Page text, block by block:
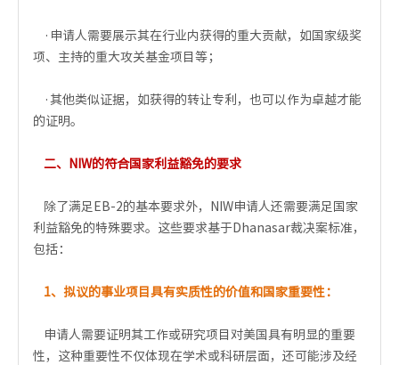
·申请人需要展示其在行业内获得的重大贡献，如国家级奖
项、主持的重大攻关基金项目等；
·其他类似证据，如获得的转让专利，也可以作为卓越才能
的证明。
二、NIW的符合国家利益豁免的要求
除了满足EB-2的基本要求外，NIW申请人还需要满足国家
利益豁免的特殊要求。这些要求基于Dhanasar裁决案标准，
包括：
1、拟议的事业项目具有实质性的价值和国家重要性：
申请人需要证明其工作或研究项目对美国具有明显的重要
性，这种重要性不仅体现在学术或科研层面，还可能涉及经